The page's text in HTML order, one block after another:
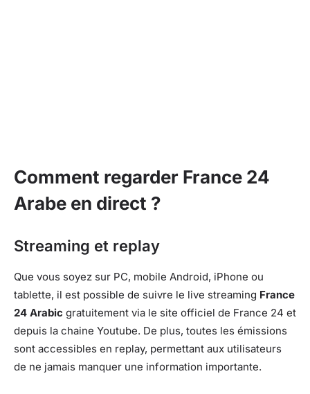
Comment regarder France 24
Arabe en direct ?
Streaming et replay
Que vous soyez sur PC, mobile Android, iPhone ou
tablette, il est possible de suivre le live streaming France
24 Arabic gratuitement via le site officiel de France 24 et
depuis la chaine Youtube. De plus, toutes les émissions
sont accessibles en replay, permettant aux utilisateurs
de ne jamais manquer une information importante.